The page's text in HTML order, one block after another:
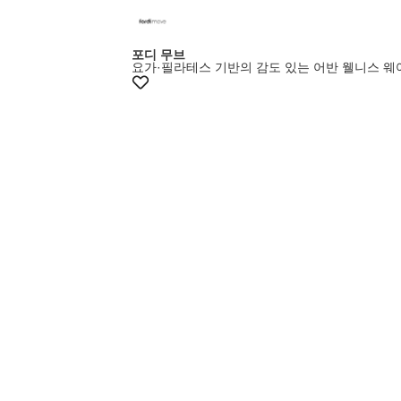
포디 무브
요가·필라테스 기반의 감도 있는 어반 웰니스 웨